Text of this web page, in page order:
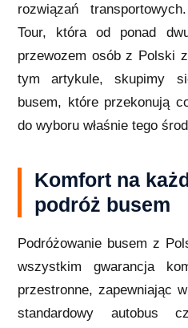
rozwiązań
Tour, która od ponad
przewozem osób z Polski
tym artykule, skupimy
busem, które przekonują
do wyboru właśnie tego
Komfort na
podróż busem
Podróżowanie busem z
wszystkim gwarancja
przestronne, zapewniając
standardowy autobus